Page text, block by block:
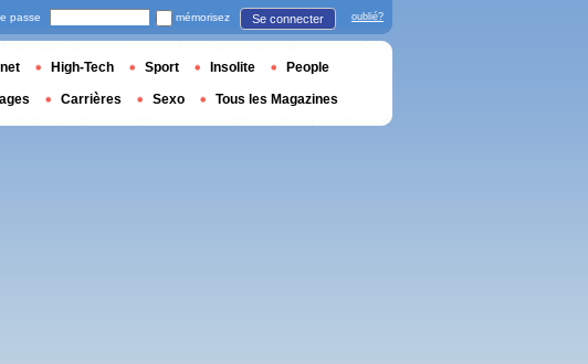
passe mémorisez Se connecter oublié?
High-Tech Sport Insolite People
Carrières Sexo Tous les Magazines